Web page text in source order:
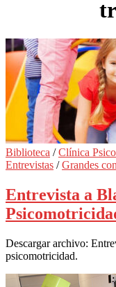
Biblioteca /Clínica
Entrevistas /Grandes
Entrevista a
Descargar archivo:
psicomotricidad.